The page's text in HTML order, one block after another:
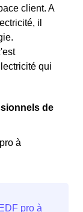
client. A
il
qui
de
à